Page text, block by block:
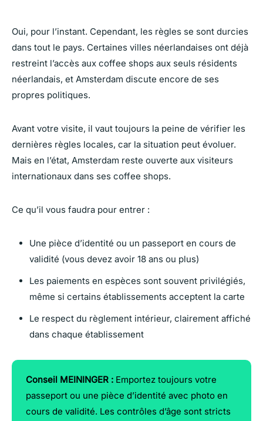
Oui, pour l’instant. Cependant, les règles se sont durcies
dans tout le pays. Certaines villes néerlandaises ont déjà
restreint l’accès aux coffee shops aux seuls résidents
néerlandais, et Amsterdam discute encore de ses
propres politiques.
Avant votre visite, il vaut toujours la peine de vérifier les
dernières règles locales, car la situation peut évoluer.
Mais en l’état, Amsterdam reste ouverte aux visiteurs
internationaux dans ses coffee shops.
Ce qu’il vous faudra pour entrer :
Une pièce d’identité ou un passeport en cours de
validité (vous devez avoir 18 ans ou plus)
Les paiements en espèces sont souvent privilégiés,
même si certains établissements acceptent la carte
Le respect du règlement intérieur, clairement affiché
dans chaque établissement
Conseil MEININGER : Emportez toujours votre
passeport ou une pièce d’identité avec photo en
cours de validité. Les contrôles d’âge sont stricts